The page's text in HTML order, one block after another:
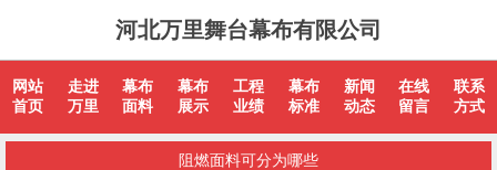
河北万里舞台幕布有限公司
网站
首页
走进
万里
幕布
面料
幕布
展示
工程
业绩
幕布
标准
新闻
动态
在线
留言
联系
方式
阻燃面料可分为哪些